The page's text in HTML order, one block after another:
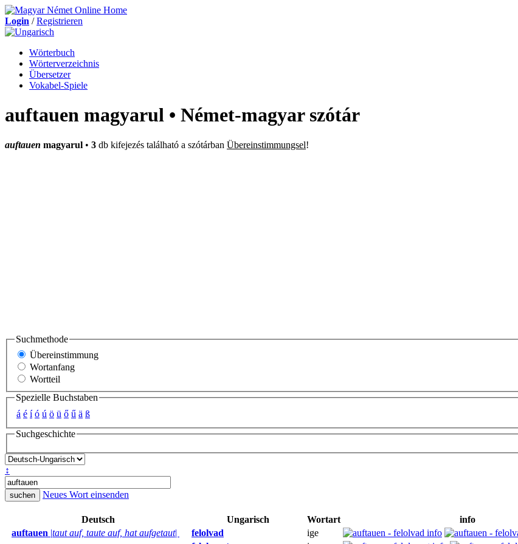
Login /Registrieren
Wörterbuch
Wörterverzeichnis
Übersetzer
Vokabel-Spiele
auftauen magyarul • Német-magyar szótár
auftauen magyarul • 3 db kifejezés található a szótárban Übereinstimmungsel!
Suchmethode
Übereinstimmung
Wortanfang
Wortteil
Spezielle Buchstaben
á é í ó ú ö ü ő ű ä ß
Suchgeschichte
↕
Neues Wort einsenden
Deutsch Ungarisch Wortart
info
auftauen |taut auf, taute auf, hat aufgetaut| felolvad
ige